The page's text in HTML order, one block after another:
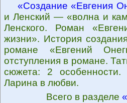
«Создание «Евгения
и Ленский — «волна и
Ленского. Роман
жизни». История
романе «Евгений
отступления в романе.
сюжета: 2 особенности.
Ларина в любви.
Всего в разделе